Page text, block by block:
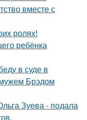
вместе с
ролях!
ребёнка
в суде в
Брэдом
Зуева - подала